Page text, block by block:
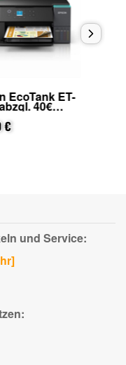
EcoTank ET-
abzgl. 40€
(von Epson
Registrierung)
und Service: